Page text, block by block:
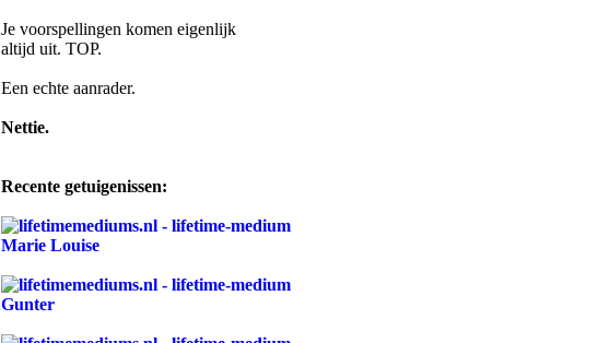
Je voorspellingen komen eigenlijk
altijd uit. TOP.
Een echte aanrader.
Nettie.
Recente getuigenissen: